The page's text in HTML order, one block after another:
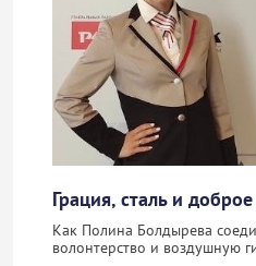
Грация, сталь и
Как Полина Болдырева
волонтерство и воздушную